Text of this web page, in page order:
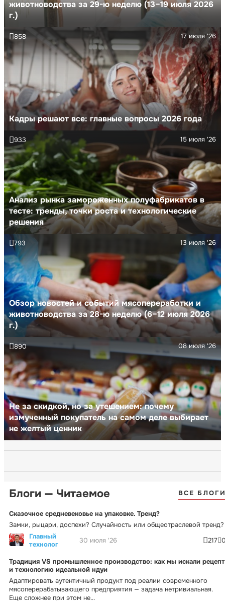
животноводства за 29-ю неделю (13–19 июля 2026
г.)
Кадры решают все: главные вопросы 2026 года
17 июля '26
858
Анализ рынка замороженных полуфабрикатов в
тесте: тренды, точки роста и технологические
решения
15 июля '26
933
Обзор новостей и событий мясопереработки и
животноводства за 28-ю неделю (6–12 июля 2026
г.)
13 июля '26
793
Не за скидкой, но за утешением: почему
измученный покупатель на самом деле выбирает
не желтый ценник
08 июля '26
890
Блоги — Читаемое ВСЕ
Сказочное средневековье на упаковке. Тренд?
Замки, рыцари, доспехи? Случайность или общеотраслевой тренд?
Главный
технолог
30 июля '26 217
Традиция VS промышленное производство: как мы искали рецепт
и технологию идеальной ндуи
Адаптировать аутентичный продукт под реалии современного
мясоперерабатывающего предприятия — задача нетривиальная.
Еще сложнее при этом не...